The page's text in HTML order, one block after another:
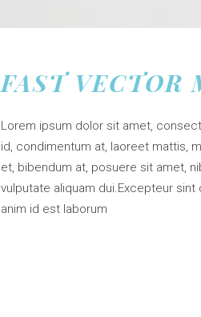
FAST VECTOR
Lorem ipsum dolor sit amet,
id, condimentum at, laoreet mattis,
et, bibendum at, posuere sit amet,
vulputate aliquam dui.Excepteur
anim id est laborum